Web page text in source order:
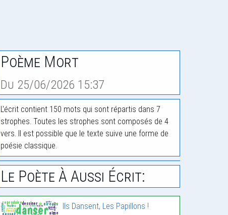
Poème Mort
Du 25/06/2026 15:37
L'écrit contient 150 mots qui sont répartis dans 7
strophes. Toutes les strophes sont composés de 4
vers. Il est possible que le texte suive une forme de
poésie classique.
Le Poète À Aussi Écrit:
Ils Dansent, Les Papillons !